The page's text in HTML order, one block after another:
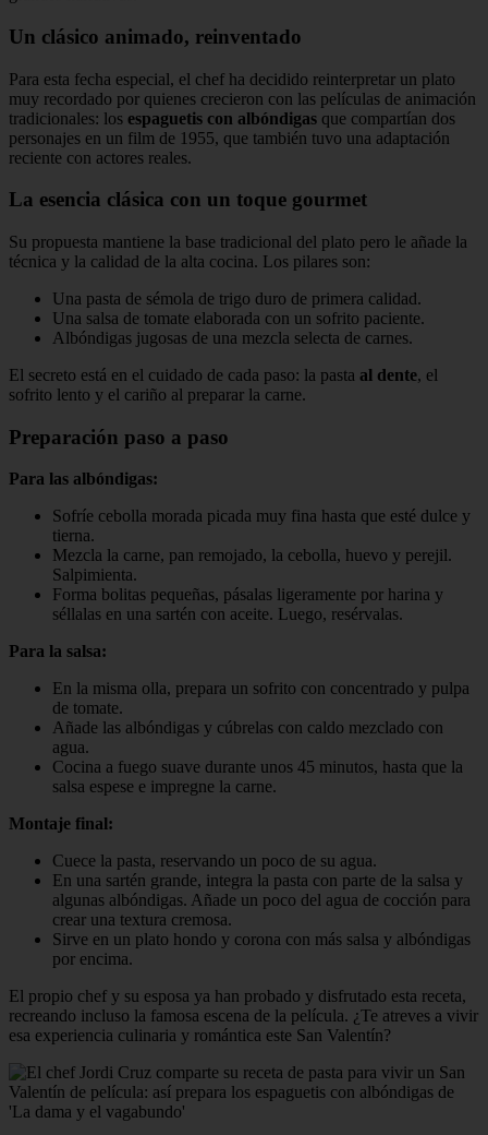
Un clásico animado, reinventado
Para esta fecha especial, el chef ha decidido reinterpretar un plato
muy recordado por quienes crecieron con las películas de animación
tradicionales: los espaguetis con albóndigas que compartían dos
personajes en un film de 1955, que también tuvo una adaptación
reciente con actores reales.
La esencia clásica con un toque gourmet
Su propuesta mantiene la base tradicional del plato pero le añade la
técnica y la calidad de la alta cocina. Los pilares son:
Una pasta de sémola de trigo duro de primera calidad.
Una salsa de tomate elaborada con un sofrito paciente.
Albóndigas jugosas de una mezcla selecta de carnes.
El secreto está en el cuidado de cada paso: la pasta al dente, el
sofrito lento y el cariño al preparar la carne.
Preparación paso a paso
Para las albóndigas:
Sofríe cebolla morada picada muy fina hasta que esté dulce y
tierna.
Mezcla la carne, pan remojado, la cebolla, huevo y perejil.
Salpimienta.
Forma bolitas pequeñas, pásalas ligeramente por harina y
séllalas en una sartén con aceite. Luego, resérvalas.
Para la salsa:
En la misma olla, prepara un sofrito con concentrado y pulpa
de tomate.
Añade las albóndigas y cúbrelas con caldo mezclado con
agua.
Cocina a fuego suave durante unos 45 minutos, hasta que la
salsa espese e impregne la carne.
Montaje final:
Cuece la pasta, reservando un poco de su agua.
En una sartén grande, integra la pasta con parte de la salsa y
algunas albóndigas. Añade un poco del agua de cocción para
crear una textura cremosa.
Sirve en un plato hondo y corona con más salsa y albóndigas
por encima.
El propio chef y su esposa ya han probado y disfrutado esta receta,
recreando incluso la famosa escena de la película. ¿Te atreves a vivir
esa experiencia culinaria y romántica este San Valentín?